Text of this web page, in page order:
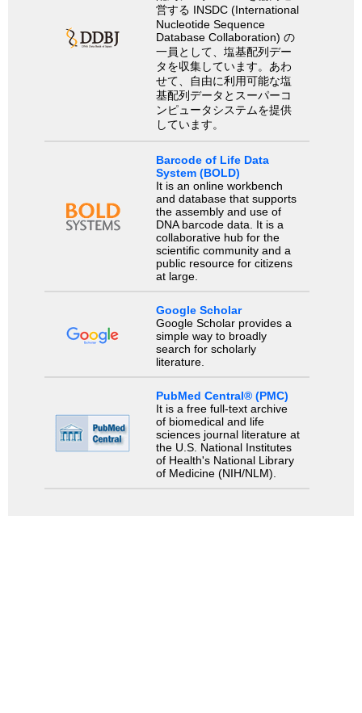
営する INSDC (International
Nucleotide Sequence
Database Collaboration) の
一員として、塩基配列デー
タを収集しています。あわ
せて、自由に利用可能な塩
基配列データとスーパーコ
ンピュータシステムを提供
しています。
Barcode of Life Data
System (BOLD)
It is an online workbench
and database that supports
the assembly and use of
DNA barcode data. It is a
collaborative hub for the
scientific community and a
public resource for citizens
at large.
Google Scholar
Google Scholar provides a
simple way to broadly
search for scholarly
literature.
PubMed Central® (PMC)
It is a free full-text archive
of biomedical and life
sciences journal literature at
the U.S. National Institutes
of Health's National Library
of Medicine (NIH/NLM).